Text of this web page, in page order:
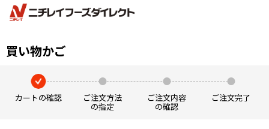
買い物かご
カートの確認 ご注文方法
の指定
ご注文内容
の確認
ご注文完了